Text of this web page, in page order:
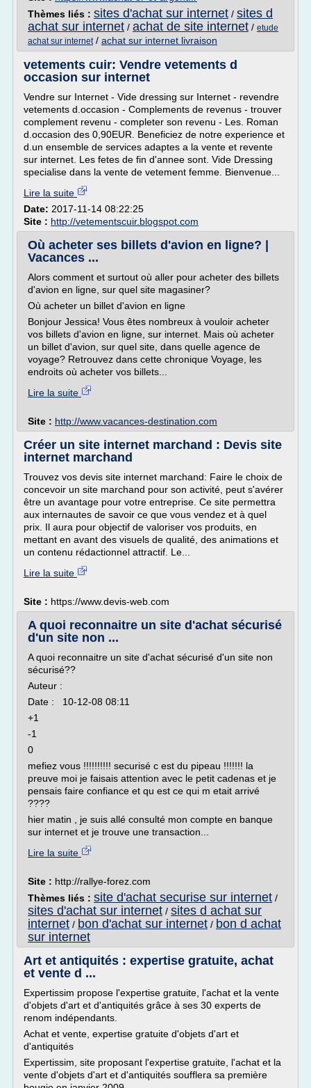
Thèmes liés : sites d'achat sur internet / sites d
achat sur internet / achat de site internet / etude
achat sur internet/ achat sur internet livraison
vetements cuir: Vendre vetements d
occasion sur internet
Vendre sur Internet - Vide dressing sur Internet - revendre
vetements d.occasion - Complements de revenus - trouver
complement revenu - completer son revenu - Les. Roman
d.occasion des 0,90EUR. Beneficiez de notre experience et
d.un ensemble de services adaptes a la vente et revente
sur internet. Les fetes de fin d'annee sont. Vide Dressing
specialise dans la vente de vetement femme. Bienvenue...
Lire la suite
Date: 2017-11-14 08:22:25
Site : http://vetementscuir.blogspot.com
Où acheter ses billets d'avion en ligne? |
Vacances ...
Alors comment et surtout où aller pour acheter des billets
d'avion en ligne, sur quel site magasiner?
Où acheter un billet d'avion en ligne
Bonjour Jessica! Vous êtes nombreux à vouloir acheter
vos billets d'avion en ligne, sur internet. Mais où acheter
un billet d'avion, sur quel site, dans quelle agence de
voyage? Retrouvez dans cette chronique Voyage, les
endroits où acheter vos billets...
Lire la suite
Site : http://www.vacances-destination.com
Créer un site internet marchand : Devis site
internet marchand
Trouvez vos devis site internet marchand: Faire le choix de
concevoir un site marchand pour son activité, peut s'avérer
être un avantage pour votre entreprise. Ce site permettra
aux internautes de savoir ce que vous vendez et à quel
prix. Il aura pour objectif de valoriser vos produits, en
mettant en avant des visuels de qualité, des animations et
un contenu rédactionnel attractif. Le...
Lire la suite
Site : https://www.devis-web.com
A quoi reconnaitre un site d'achat sécurisé
d'un site non ...
A quoi reconnaitre un site d'achat sécurisé d'un site non
sécurisé??
Auteur :
Date : 10-12-08 08:11
+1
-1
0
mefiez vous !!!!!!!!!! securisé c est du pipeau !!!!!!! la
preuve moi je faisais attention avec le petit cadenas et je
pensais faire confiance et qu est ce qui m etait arrivé
????
hier matin , je suis allé consulté mon compte en banque
sur internet et je trouve une transaction...
Lire la suite
Site : http://rallye-forez.com
Thèmes liés : site d'achat securise sur internet /
sites d'achat sur internet / sites d achat sur
internet / bon d'achat sur internet / bon d achat
sur internet
Art et antiquités : expertise gratuite, achat
et vente d ...
Expertissim propose l'expertise gratuite, l'achat et la vente
d'objets d'art et d'antiquités grâce à ses 30 experts de
renom indépendants.
Achat et vente, expertise gratuite d'objets d'art et
d'antiquités
Expertissim, site proposant l'expertise gratuite, l'achat et la
vente d'objets d'art et d'antiquités soufflera sa première